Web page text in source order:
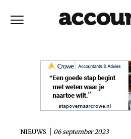
Vaktechniek
NIEUWS 06 september 2023
RELEVANTIEDATUM